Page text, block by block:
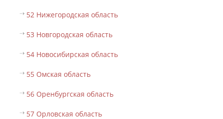
52 Нижегородская область
53 Новгородская область
54 Новосибирская область
55 Омская область
56 Оренбургская область
57 Орловская область